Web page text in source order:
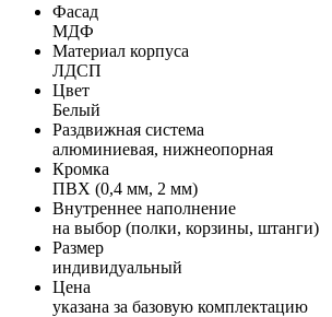
Фасад
МДФ
Материал корпуса
ЛДСП
Цвет
Белый
Раздвижная система
алюминиевая, нижнеопорная
Кромка
ПВХ (0,4 мм, 2 мм)
Внутреннее наполнение
на выбор (полки, корзины, штанги)
Размер
индивидуальный
Цена
указана за базовую комплектацию